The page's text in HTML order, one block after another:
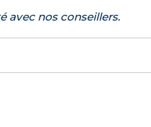
avec nos conseillers.